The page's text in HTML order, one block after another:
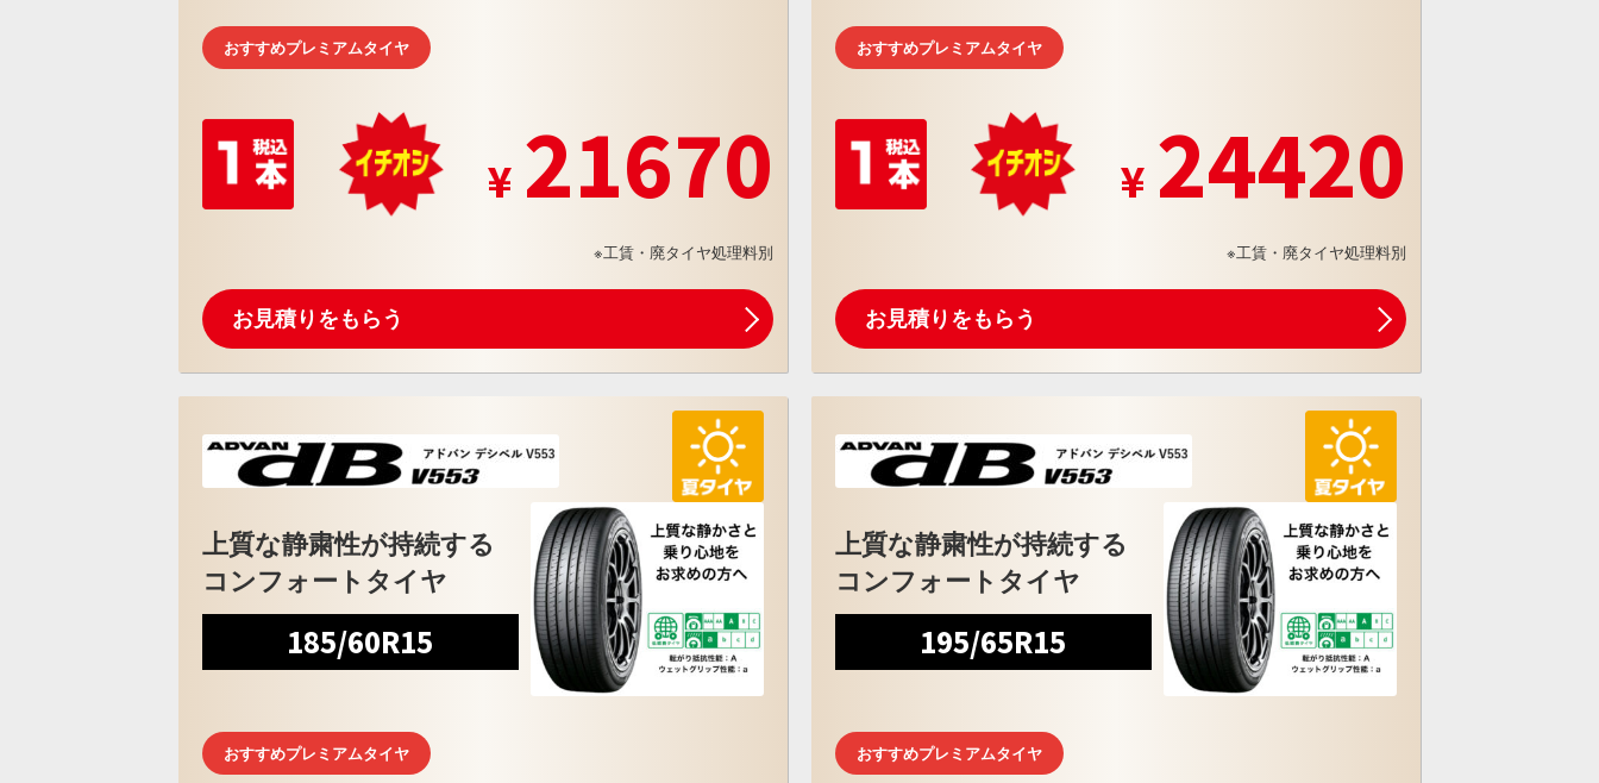
おすすめプレミアムタイヤ
21670
※工賃・廃タイヤ処理料別
お見積りをもらう
おすすめプレミアムタイヤ
24420
※工賃・廃タイヤ処理料別
お見積りをもらう
上質な静粛性が持続する
コンフォートタイヤ
185/60R15
おすすめプレミアムタイヤ
上質な静粛性が持続する
コンフォートタイヤ
195/65R15
おすすめプレミアムタイヤ